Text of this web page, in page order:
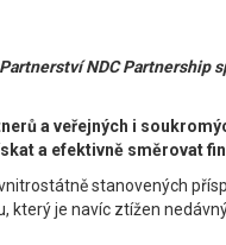
NDC
a veřejných i
a efektivně směrovat
stanovených
je navíc ztížen